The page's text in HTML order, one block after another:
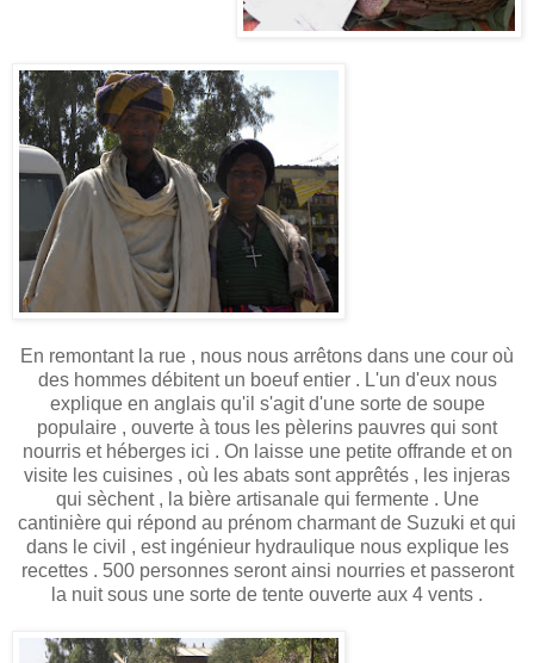
En remontant la rue , nous nous arrêtons dans une cour où
des hommes débitent un boeuf entier . L'un d'eux nous
explique en anglais qu'il s'agit d'une sorte de soupe
populaire , ouverte à tous les pèlerins pauvres qui sont
nourris et héberges ici . On laisse une petite offrande et on
visite les cuisines , où les abats sont apprêtés , les injeras
qui sèchent , la bière artisanale qui fermente . Une
cantinière qui répond au prénom charmant de Suzuki et qui
dans le civil , est ingénieur hydraulique nous explique les
recettes . 500 personnes seront ainsi nourries et passeront
la nuit sous une sorte de tente ouverte aux 4 vents .